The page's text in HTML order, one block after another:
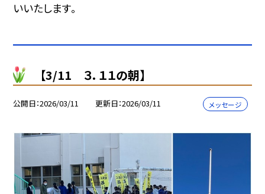
いいたします。
【3/11 ３．１１の朝】
公開日 2026/03/11 更新日 2026/03/11 メッセージ